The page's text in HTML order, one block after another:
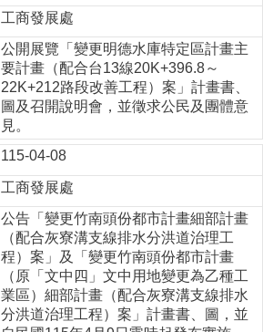
工商發展處
公開展覽「變更明德水庫特定區計畫主
要計畫（配合台13線20K+396.8～
22K+212路段改善工程）案」計畫書、
圖及召開說明會，並徵求公民及團體意
見。
115-04-08
工商發展處
公告「變更竹南頭份都市計畫細部計畫
（配合灰寮溝支線排水分洪道治理工
程）案」及「變更竹南頭份都市計畫
（原「文中四」文中用地變更為乙種工
業區）細部計畫（配合灰寮溝支線排水
分洪道治理工程）案」計畫書、圖，並